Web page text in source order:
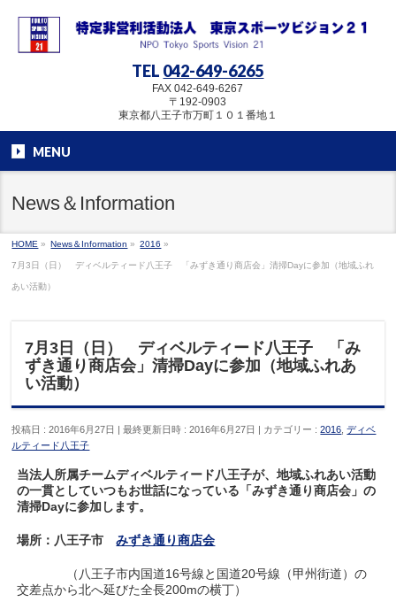
TEL 042-649-6265
FAX 042-649-6267
〒192-0903
東京都八王子市万町１０１番地１
MENU
News＆Information
HOME » News＆Information » 2016 »
7月3日（日） ディベルティード八王子 「みずき通り商店会」清掃Dayに参加（地域ふれ
あい活動）
7月3日（日） ディベルティード八王子 「み
ずき通り商店会」清掃Dayに参加（地域ふれあ
い活動）
投稿日 : 2016年6月27日 最終更新日時 : 2016年6月27日 カテゴリー :2016 ,ディベ
ルティード八王子
当法人所属チームディベルティード八王子が、地域ふれあい活動
の一貫としていつもお世話になっている「みずき通り商店会」の
清掃Dayに参加します。
場所：八王子市みずき通り商店会
（八王子市内国道16号線と国道20号線（甲州街道）の
交差点から北へ延びた全長200mの横丁）